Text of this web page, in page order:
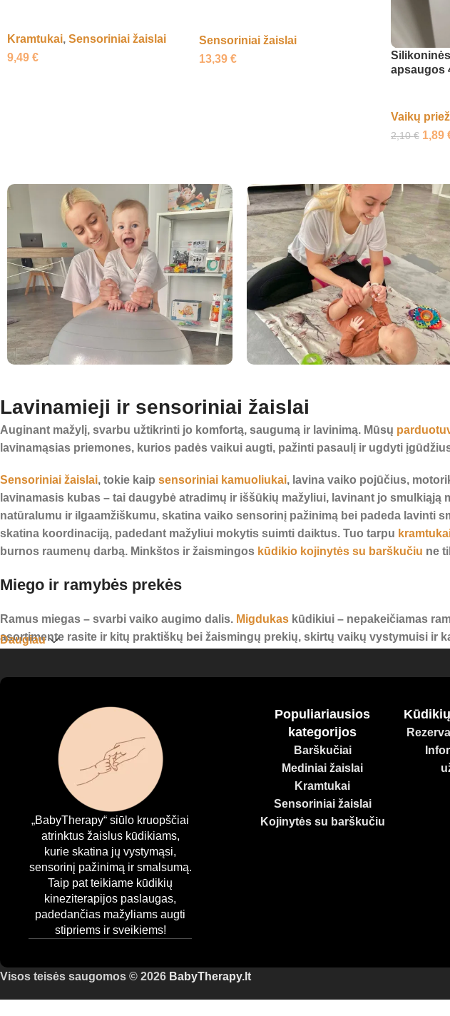
Kramtukai, Sensoriniai žaislai
9,49 €
Sensoriniai žaislai
13,39 €
apsaugos
Vaikų
2,10€ 1,89
Lavinamieji ir sensoriniai žaislai
Auginant mažylį, svarbu užtikrinti jo komfortą, saugumą ir lavinimą. Mūsų
lavinamąsias priemones, kurios padės vaikui augti, pažinti pasaulį ir ugdyti
Sensoriniai žaislai, tokie kaip sensoriniai kamuoliukai, lavina vaiko pojūčius,
lavinamasis kubas – tai daugybė atradimų ir iššūkių mažyliui, lavinant jo
natūralumu ir ilgaamžiškumu, skatina vaiko sensorinį pažinimą bei padeda lavinti
skatina koordinaciją, padedant mažyliui mokytis suimti daiktus. Tuo tarpu
burnos raumenų darbą. Minkštos ir žaismingos kūdikio kojinytės su barškučiu ne
Miego ir ramybės prekės
Ramus miegas – svarbi vaiko augimo dalis. Migdukas kūdikiui – nepakeičiamas
asortimente rasite ir kitų praktiškų bei žaismingų prekių, skirtų vaikų vystymuisi ir
Daugiau
„BabyTherapy“ siūlo kruopščiai
atrinktus žaislus kūdikiams,
kurie skatina jų vystymąsi,
sensorinį pažinimą ir smalsumą.
Taip pat teikiame kūdikių
kineziterapijos paslaugas,
padedančias mažyliams augti
stipriems ir sveikiems!
Populiariausios
kategorijos
Barškučiai
Mediniai žaislai
Kramtukai
Sensoriniai žaislai
Kojinytės su barškučiu
Visos teisės saugomos © 2026 BabyTherapy.lt